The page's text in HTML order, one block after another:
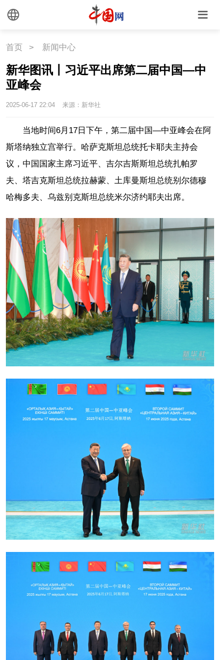
首页 > 新闻中心
新华图讯丨习近平出席第二届中国—中
亚峰会
2025-06-17 22:04 来源：新华社
当地时间6月17日下午，第二届中国—中亚峰会在阿
斯塔纳独立宫举行。哈萨克斯坦总统托卡耶夫主持会
议，中国国家主席习近平、吉尔吉斯斯坦总统扎帕罗
夫、塔吉克斯坦总统拉赫蒙、土库曼斯坦总统别尔德穆
哈梅多夫、乌兹别克斯坦总统米尔济约耶夫出席。